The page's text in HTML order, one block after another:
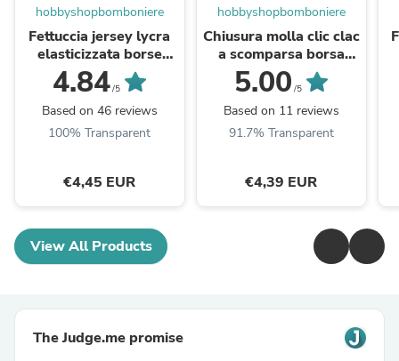
hobbyshopbomboniere
Fettuccia jersey lycra
elasticizzata borse
uncinetto cestini - alta
4-5 cm
4.84/5
Based on 46 reviews
100% Transparent
€4,45 EUR
hobbyshopbomboniere
Chiusura molla clic clac
a scomparsa borsa
uncinetto pochette
clutch
5.00 /5
Based on 11 reviews
91.7% Transparent
€4,39 EUR
View All Products
The Judge.me promise